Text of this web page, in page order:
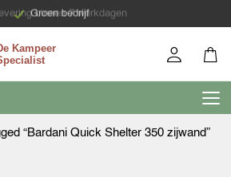
Groen bedrijf
binnen 7 werkdagen
“Bardani Quick Shelter 350 zijwand”